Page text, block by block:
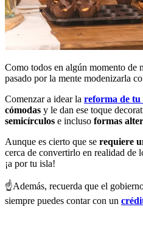
Como todos en algún momento de
pasado por la mente modenizarla
Comenzar a idear la reforma de tu
cómodas y le dan ese toque
semicírculos e incluso formas
Aunque es cierto que se requiere
cerca de convertirlo en realidad de
¡a por tu isla!
☝️Además, recuerda que el
siempre puedes contar con un